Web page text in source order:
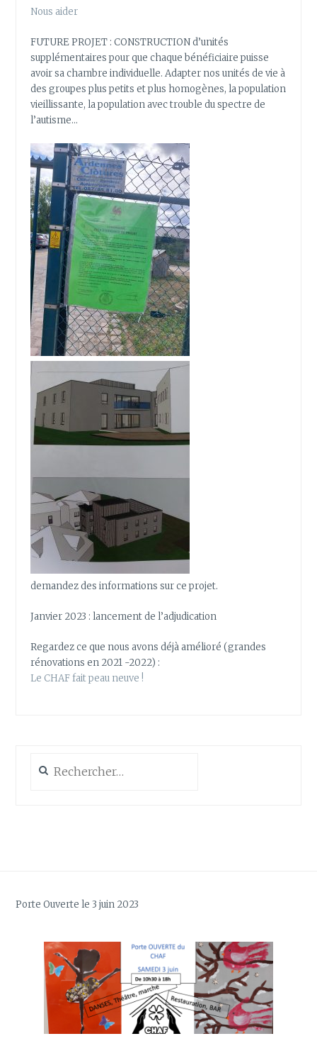
Nous aider
FUTURE PROJET : CONSTRUCTION d’unités
supplémentaires pour que chaque bénéficiaire puisse
avoir sa chambre individuelle. Adapter nos unités de vie à
des groupes plus petits et plus homogènes, la population
vieillissante, la population avec trouble du spectre de
l’autisme…
demandez des informations sur ce projet.
Janvier 2023 : lancement de l’adjudication
Regardez ce que nous avons déjà amélioré (grandes
rénovations en 2021 -2022) :
Le CHAF fait peau neuve !
Porte Ouverte le 3 juin 2023